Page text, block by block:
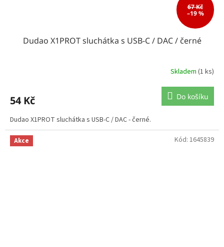
67 Kč
–19 %
Dudao X1PROT sluchátka s USB-C / DAC / černé
Skladem (1 ks)
54 Kč Do košíku
Dudao X1PROT sluchátka s USB-C / DAC - černé.
Akce Kód: 1645839